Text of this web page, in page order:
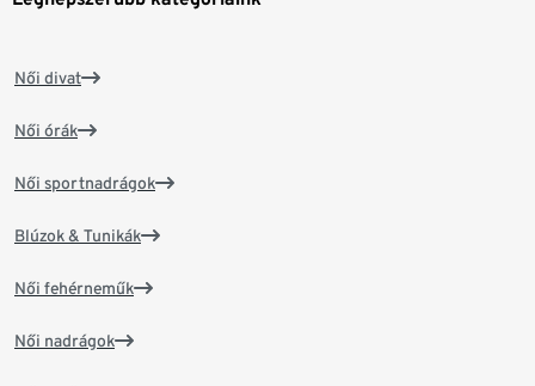
Női divat
Női órák
Női sportnadrágok
Blúzok & Tunikák
Női fehérneműk
Női nadrágok